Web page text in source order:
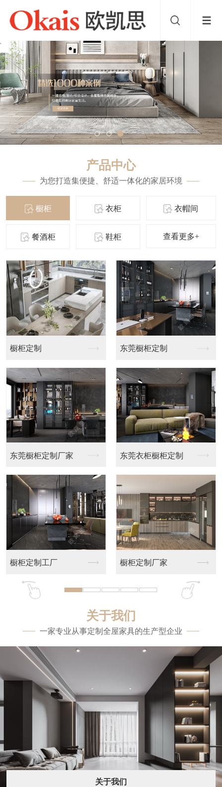
产品中心
为您打造集便捷、舒适一体化的家居环境
橱柜 衣柜 衣帽间
餐酒柜 鞋柜 查看更多+
橱柜定制 东莞橱柜定制
东莞橱柜定制厂家 东莞衣柜橱柜定制
橱柜定制工厂 橱柜定制厂家
关于我们
一家专业从事定制全屋家具的生产型企业
关于我们